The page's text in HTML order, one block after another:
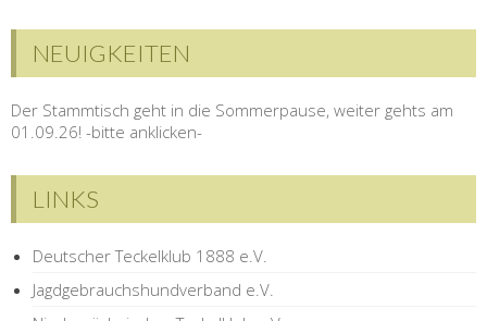
NEUIGKEITEN
Der Stammtisch geht in die Sommerpause, weiter gehts am
01.09.26! -bitte anklicken-
LINKS
Deutscher Teckelklub 1888 e.V.
Jagdgebrauchshundverband e.V.